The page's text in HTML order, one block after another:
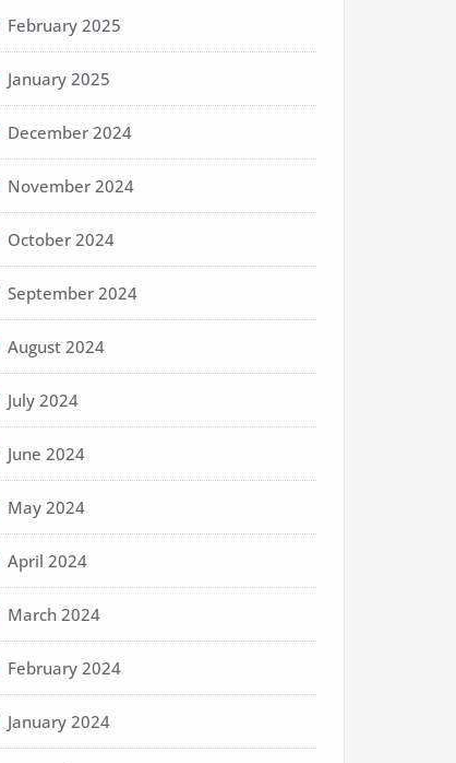
February 2025
January 2025
December 2024
November 2024
October 2024
September 2024
August 2024
July 2024
June 2024
May 2024
April 2024
March 2024
February 2024
January 2024